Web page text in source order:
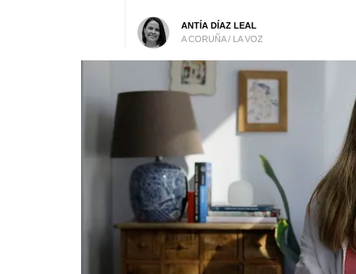
ANTÍA DÍAZ LEAL
A CORUÑA / LA VOZ